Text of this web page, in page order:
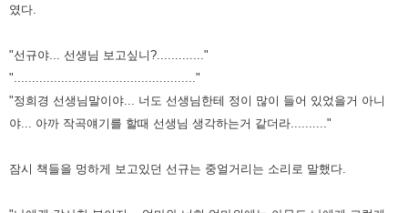
였다.
"선규야... 선생님 보고싶니?............."
".................................................."
"정희경 선생님말이야... 너도 선생님한테 정이 많이 들어 있었을거 아니
야... 아까 작곡얘기를 할때 선생님 생각하는거 같더라.........."
잠시 책들을 멍하게 보고있던 선규는 중얼거리는 소리로 말했다.